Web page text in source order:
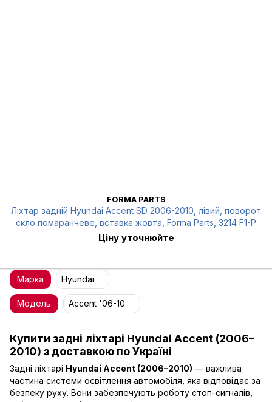
FORMA PARTS
Ліхтар задній Hyundai Accent SD 2006-2010, лівий, поворот
скло помаранчеве, вставка жовта, Forma Parts, 3214 F1-P
Ціну уточнюйте
Купити задні ліхтарі Hyundai Accent (2006–
2010) з доставкою по Україні
Задні ліхтарі Hyundai Accent (2006–2010) — важлива
частина системи освітлення автомобіля, яка відповідає за
безпеку руху. Вони забезпечують роботу стоп-сигналів,
Марка Hyundai
Модель Accent '06-10